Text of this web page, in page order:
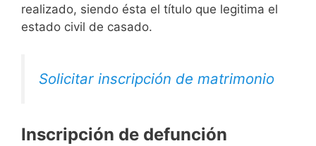
realizado, siendo ésta el título que legitima el
estado civil de casado.
Solicitar inscripción de matrimonio
Inscripción de defunción